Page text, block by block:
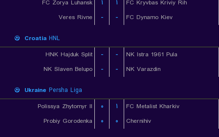
FC Zorya Luhansk
۱ ۱
FC Kryvbas Kriviy Rih
Veres Rivne
- - FC Dynamo Kiev
Croatia HNL
HNK Hajduk Split
- -
NK Istra 1961 Pula
NK Slaven Belupo
- - NK Varazdin
Ukraine Persha Liga
Polissya Zhytomyr II
۰ ۱
FC Metalist Kharkiv
Probiy Gorodenka
۰ ۰ Chernihiv